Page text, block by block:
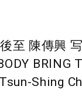
至 陳傳興
BRING
Tsun-Shing